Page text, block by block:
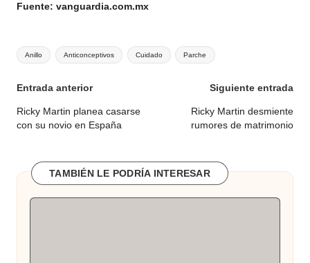
Fuente: vanguardia.com.mx
Etiquetas:
Anillo Anticonceptivos Cuidado Parche
Navegación
de
Entrada anterior
Ricky Martin planea casarse
con su novio en España
Siguiente entrada
Ricky Martin desmiente
rumores de matrimonio
TAMBIÉN LE PODRÍA INTERESAR